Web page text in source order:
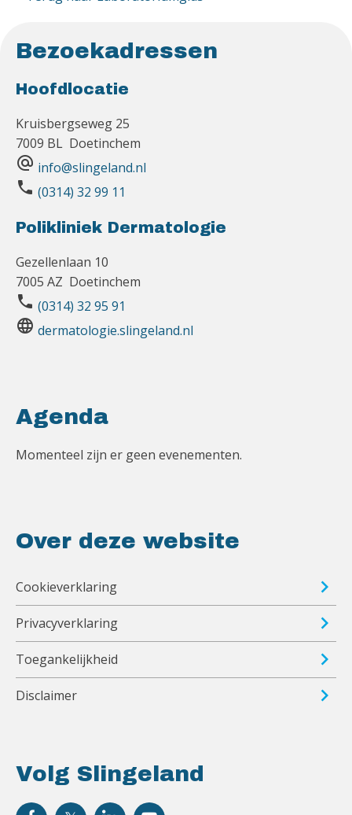
Bezoekadressen
Hoofdlocatie
Kruisbergseweg 25
7009 BL Doetinchem
alternate_email info@slingeland.nl
phone (0314) 32 99 11
Polikliniek Dermatologie
Gezellenlaan 10
7005 AZ Doetinchem
phone (0314) 32 95 91
language dermatologie.slingeland.nl
Volg Slingeland
Agenda
Momenteel zijn er geen evenementen.
Over deze website
Cookieverklaring
Privacyverklaring
Toegankelijkheid
Disclaimer